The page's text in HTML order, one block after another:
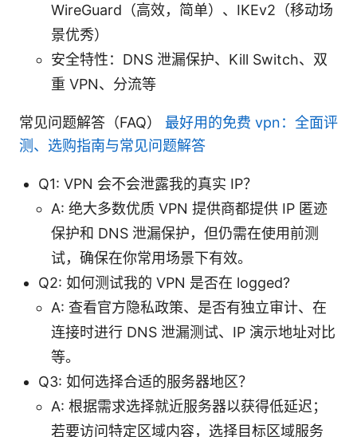
WireGuard（高效，简单）、IKEv2（移动场
景优秀）
安全特性：DNS 泄漏保护、Kill Switch、双
重 VPN、分流等
常见问题解答（FAQ） 最好用的免费 vpn：全面评
测、选购指南与常见问题解答
Q1: VPN 会不会泄露我的真实 IP？
A: 绝大多数优质 VPN 提供商都提供 IP 匿迹
保护和 DNS 泄漏保护，但仍需在使用前测
试，确保在你常用场景下有效。
Q2: 如何测试我的 VPN 是否在 logged?
A: 查看官方隐私政策、是否有独立审计、在
连接时进行 DNS 泄漏测试、IP 演示地址对比
等。
Q3: 如何选择合适的服务器地区？
A: 根据需求选择就近服务器以获得低延迟；
若要访问特定区域内容，选择目标区域服务